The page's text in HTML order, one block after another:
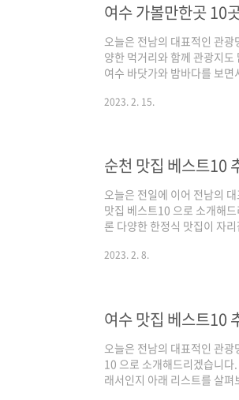
여수 가볼만한곳 10
오늘은 전남의 대표적인 관
양한 먹거리와 함께 관광지
여수 바닷가와 밤바다를 보
를 비롯해 구글과 다음의 플
2023. 2. 15.
순천 맛집 베스트10
오늘은 전일에 이어 전남의
맛집 베스트10 으로 소개해
론 다양한 한정식 맛집이 자
를 반영하여 선정하였으며,
2023. 2. 8.
여수 맛집 베스트10
오늘은 전남의 대표적인 관
10 으로 소개해드리겠습니다
래서인지 아래 리스트를 살